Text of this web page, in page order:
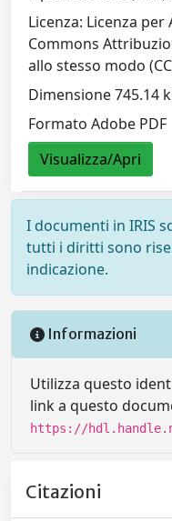
Licenza: Licenza
Commons
allo stesso modo
Dimensione 745.14
Formato Adobe PDF
Visualizza/Apri
I documenti in IRIS
tutti i diritti sono
indicazione.
Informazioni
Utilizza questo
link a questo
https://
Citazioni